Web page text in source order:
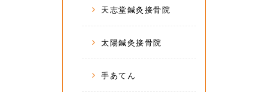
天志堂鍼灸接骨院
太陽鍼灸接骨院
手あてん